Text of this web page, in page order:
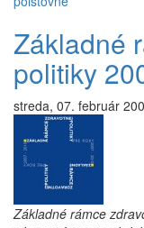
Základné
politiky
streda, 07. február
Základné rámce